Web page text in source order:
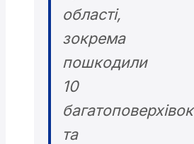
області,
зокрема
пошкодили
10
багатоповерхівок
та